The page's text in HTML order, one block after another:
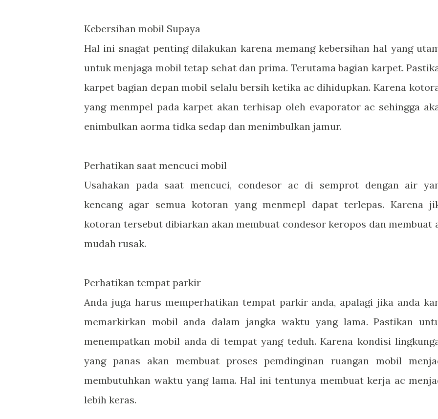
Kebersihan mobil Supaya
Hal ini snagat penting dilakukan karena memang kebersihan hal yang
untuk menjaga mobil tetap sehat dan prima. Terutama bagian karpet.
karpet bagian depan mobil selalu bersih ketika ac dihidupkan. Karena
yang menmpel pada karpet akan terhisap oleh evaporator ac sehingga
enimbulkan aorma tidka sedap dan menimbulkan jamur.
Perhatikan saat mencuci mobil
Usahakan pada saat mencuci, condesor ac di semprot dengan air
kencang agar semua kotoran yang menmepl dapat terlepas. Karena
kotoran tersebut dibiarkan akan membuat condesor keropos dan membuat
mudah rusak.
Perhatikan tempat parkir
Anda juga harus memperhatikan tempat parkir anda, apalagi jika anda
memarkirkan mobil anda dalam jangka waktu yang lama. Pastikan
menempatkan mobil anda di tempat yang teduh. Karena kondisi
yang panas akan membuat proses pemdinginan ruangan mobil
membutuhkan waktu yang lama. Hal ini tentunya membuat kerja ac
lebih keras.